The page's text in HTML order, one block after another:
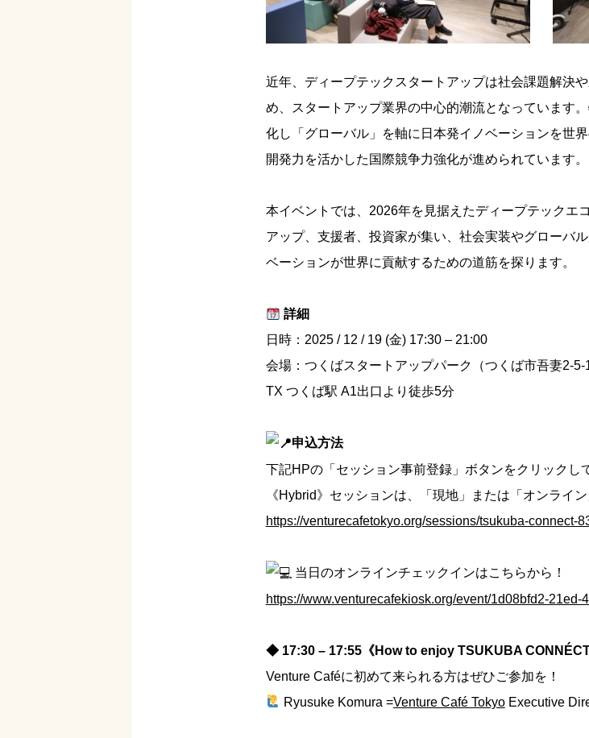
近年、ディープテックスタートアップは社会課題解決
め、スタートアップ業界の中心的潮流となっています
化し「グローバル」を軸に日本発イノベーションを世
開発力を活かした国際競争力強化が進められています。
本イベントでは、2026年を見据えたディープテックエ
アップ、支援者、投資家が集い、社会実装やグローバ
ベーションが世界に貢献するための道筋を探ります。
詳細
日時：2025 / 12 / 19 (金) 17:30 – 21:00
会場：つくばスタートアップパーク（つくば市吾妻2-5-
TX つくば駅 A1出口より徒歩5分
申込方法
下記HPの「セッション事前登録」ボタンをクリックし
《Hybrid》セッションは、「現地」または「オンライ
https://venturecafetokyo.org/sessions/tsukuba-connect-
当日のオンラインチェックインはこちらから！
https://www.venturecafekiosk.org/event/1d08bfd2-
◆ 17:30 – 17:55《How to enjoy TSUKUBA CONNÉCT
Venture Caféに初めて来られる方はぜひご参加を！
Ryusuke Komura =Venture Café TokyoExecutive